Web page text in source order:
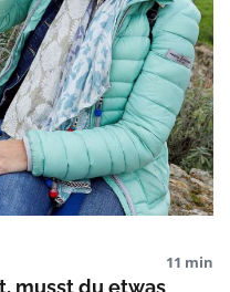
11 min
musst du etwas